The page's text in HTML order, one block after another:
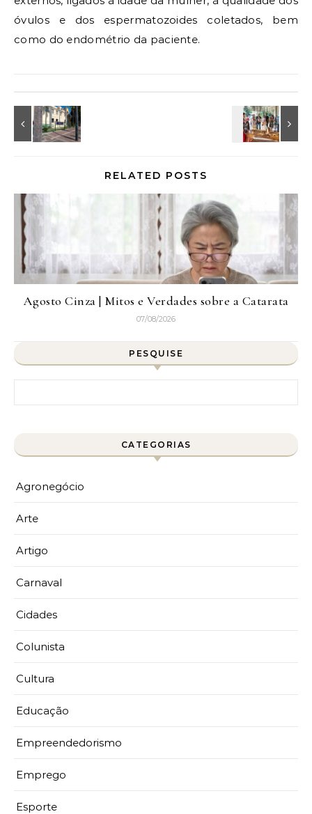
óvulos e dos espermatozoides coletados, bem
como do endométrio da paciente.
RELATED POSTS
Agosto Cinza | Mitos e Verdades sobre a Catarata
07/08/2026
PESQUISE
CATEGORIAS
Agronegócio
Arte
Artigo
Carnaval
Cidades
Colunista
Cultura
Educação
Empreendedorismo
Emprego
Esporte